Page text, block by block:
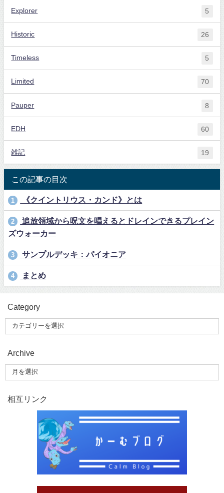
Explorer 5
Historic 26
Timeless 5
Limited 70
Pauper 8
EDH 60
雑記 19
この記事の目次
1 《クイントリウス・カンド》とは
2
追放領域から呪文を唱えるとドレインできるプレイン
ズウォーカー
3 サンプルデッキ：パイオニア
4 まとめ
Category
Archive
相互リンク